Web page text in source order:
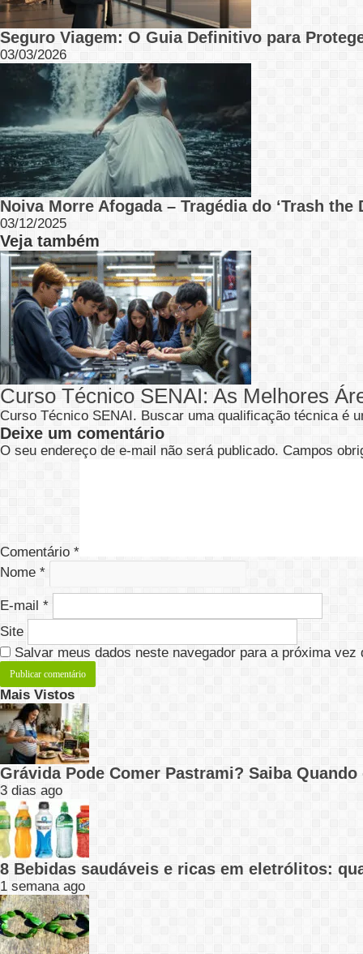
Seguro Viagem: O Guia Definitivo para
03/03/2026
Noiva Morre Afogada – Tragédia do ‘Trash
03/12/2025
Veja também
Curso Técnico SENAI: As Melhores
Curso Técnico SENAI. Buscar uma qualificação técnica é
Deixe um comentário
O seu endereço de e-mail não será publicado. Campos
Comentário *
Nome *
E-mail *
Site
Salvar meus dados neste navegador para a próxima vez
Mais Vistos
Grávida Pode Comer Pastrami? Saiba
3 dias ago
8 Bebidas saudáveis e ricas em eletrólitos:
1 semana ago